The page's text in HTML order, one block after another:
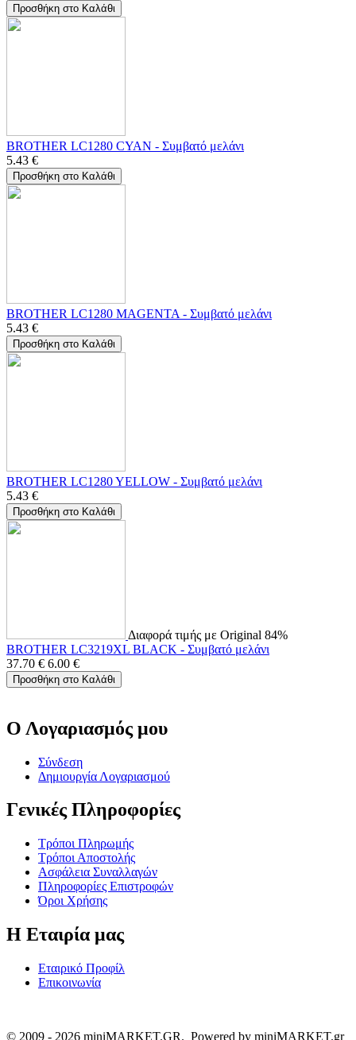
Προσθήκη στο Καλάθι
BROTHER LC1280 CYAN - Συμβατό μελάνι
5.43 €
Προσθήκη στο Καλάθι
BROTHER LC1280 MAGENTA - Συμβατό μελάνι
5.43 €
Προσθήκη στο Καλάθι
BROTHER LC1280 YELLOW - Συμβατό μελάνι
5.43 €
Προσθήκη στο Καλάθι
Διαφορά τιμής με Original 84%
BROTHER LC3219XL BLACK - Συμβατό μελάνι
37.70 € 6.00 €
Προσθήκη στο Καλάθι
Ο Λογαριασμός μου
Σύνδεση
Δημιουργία Λογαριασμού
Γενικές Πληροφορίες
Τρόποι Πληρωμής
Τρόποι Αποστολής
Ασφάλεια Συναλλαγών
Πληροφορίες Επιστροφών
Όροι Χρήσης
Η Εταιρία μας
Εταιρικό Προφίλ
Επικοινωνία
© 2009 - 2026 miniMARKET.GR. Powered by miniMARKET.gr